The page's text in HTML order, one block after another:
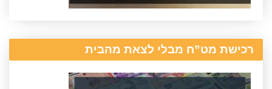
רכישת מט”ח מבלי לצאת מהבית